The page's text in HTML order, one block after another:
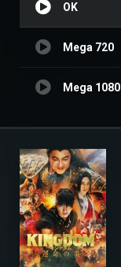
OK
Mega 720
Mega 1080